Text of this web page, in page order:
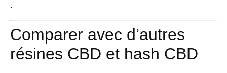
.
Comparer avec d’autres
résines CBD et hash CBD